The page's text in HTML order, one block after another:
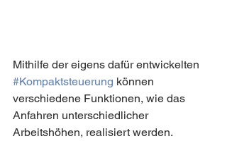
Mithilfe der eigens dafür entwickelten
#Kompaktsteuerung können
verschiedene Funktionen, wie das
Anfahren unterschiedlicher
Arbeitshöhen, realisiert werden.